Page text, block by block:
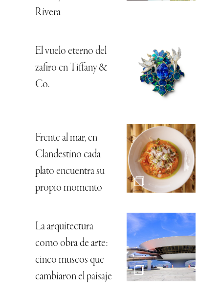
Rivera
El vuelo eterno del
zafiro en Tiffany &
Co.
Frente al mar, en
Clandestino cada
plato encuentra su
propio momento
La arquitectura
como obra de arte:
cinco museos que
cambiaron el paisaje